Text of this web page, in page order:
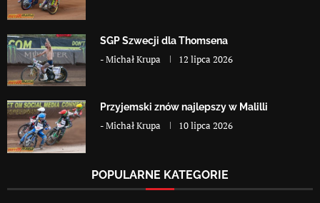
SGP Szwecji dla Thomsena
-Michał Krupa 12 lipca 2026
Przyjemski znów najlepszy w Malilli
-Michał Krupa 10 lipca 2026
POPULARNE KATEGORIE